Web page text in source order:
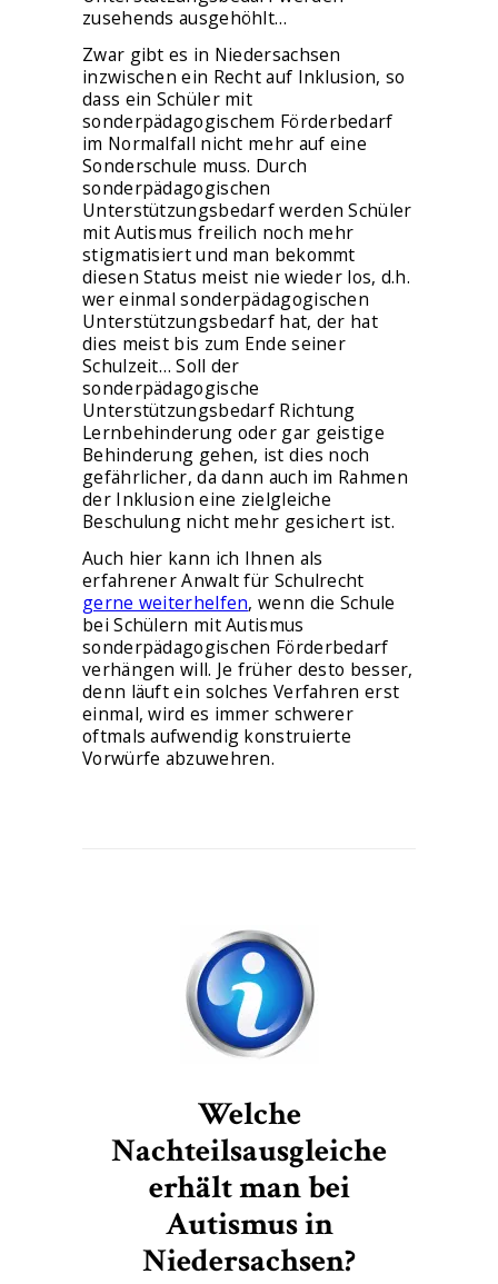
zusehends ausgehöhlt…
Zwar gibt es in Niedersachsen
inzwischen ein Recht auf Inklusion, so
dass ein Schüler mit
sonderpädagogischem Förderbedarf
im Normalfall nicht mehr auf eine
Sonderschule muss. Durch
sonderpädagogischen
Unterstützungsbedarf werden Schüler
mit Autismus freilich noch mehr
stigmatisiert und man bekommt
diesen Status meist nie wieder los, d.h.
wer einmal sonderpädagogischen
Unterstützungsbedarf hat, der hat
dies meist bis zum Ende seiner
Schulzeit… Soll der
sonderpädagogische
Unterstützungsbedarf Richtung
Lernbehinderung oder gar geistige
Behinderung gehen, ist dies noch
gefährlicher, da dann auch im Rahmen
der Inklusion eine zielgleiche
Beschulung nicht mehr gesichert ist.
Auch hier kann ich Ihnen als
erfahrener Anwalt für Schulrecht
gerne weiterhelfen, wenn die Schule
bei Schülern mit Autismus
sonderpädagogischen Förderbedarf
verhängen will. Je früher desto besser,
denn läuft ein solches Verfahren erst
einmal, wird es immer schwerer
oftmals aufwendig konstruierte
Vorwürfe abzuwehren.
Welche
Nachteilsausgleiche
erhält man bei
Autismus in
Niedersachsen?